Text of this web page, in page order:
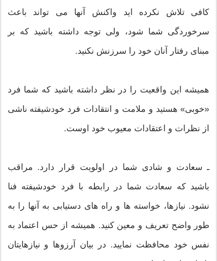
کافی تلاش نکرده اید واکنش آنها می تواند باعث
سرخوردگی شما شود، ولی توجه داشته باشید که بر
مبنای رفتار آنان خود را سرزنش نکنید.
همیشه این واقعیت را در نظر داشته باشید که شما فرد
«خوبی» هستید و ملامت و انتقادات فرد خودشیفته ناشی
از نظرات و اعتقادات معیوب خود اوست.
ـ سعادت و شادی شما در اولویت قرار دارد. مراقب
باشید که سعادت شما در رابطه با فرد خودشیفته فنا
نشود. نیازها، خواسته ها و راه های دستیابی به آنها را به
طور واضح تعریف و معین کنید. همیشه از حس اعتماد به
نفس خود محافظت نمایید. در بیان آرزوها و نیازهایتان